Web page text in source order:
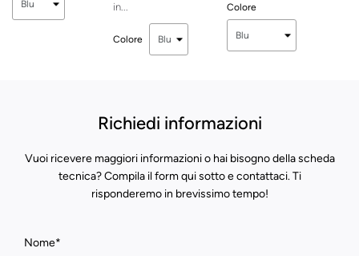
in...
Colore
Colore
Richiedi informazioni
Vuoi ricevere maggiori informazioni o hai bisogno della scheda
tecnica? Compila il form qui sotto e contattaci. Ti
risponderemo in brevissimo tempo!